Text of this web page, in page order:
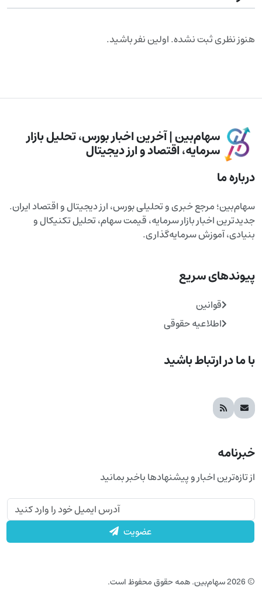
هنوز نظری ثبت نشده. اولین نفر باشید.
سهام‌بین | آخرین اخبار بورس، تحلیل بازار
سرمایه، اقتصاد و ارز دیجیتال
درباره ما
سهام‌بین؛ مرجع خبری و تحلیلی بورس، ارز دیجیتال و اقتصاد ایران.
جدیدترین اخبار بازار سرمایه، قیمت سهام، تحلیل تکنیکال و
بنیادی، آموزش سرمایه‌گذاری.
پیوندهای سریع
قوانین
اطلاعیه حقوقی
با ما در ارتباط باشید
خبرنامه
از تازه‌ترین اخبار و پیشنهادها باخبر بمانید
عضویت
© 2026 سهام‌بین. همه حقوق محفوظ است.